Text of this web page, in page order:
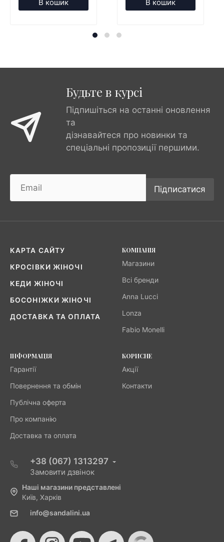
В кошик В кошик
Будьте в курсі
Підпишіться на останні оновлення
та
дізнавайтеся про новинки та
спеціальні пропозиції першими.
Підписатися
КАРТА САЙТУ
КРОСІВКИ ЖІНОЧІ
КЕДИ ЖІНОЧІ
БОСОНІЖКИ ЖІНОЧІ
ДОСТАВКА ТА ОПЛАТА
КОМПАНІЯ
Магазини
Всі бренди
Anna Lucci
Lonza
Fabio Monelli
ІНФОРМАЦІЯ
Гарантії
Повернення та обмін
Публічна оферта
Про компанію
Доставка та оплата
КОРИСНЕ
Акції
Контакти
+38 (067) 1313297
Замовити дзвінок
Наші магазини представлені
Київ, Харків
info@sandalini.ua